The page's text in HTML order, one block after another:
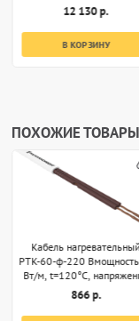
12 130 р.
В КОРЗИНУ
ПОХОЖИЕ ТОВАРЫ
Кабель
РТК-60-ф-220
Вт/м, t=120°С,
220В, секции 1м
866 р.